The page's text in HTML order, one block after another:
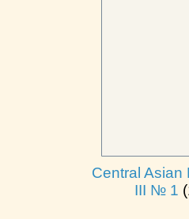
Central Asian
III № 1